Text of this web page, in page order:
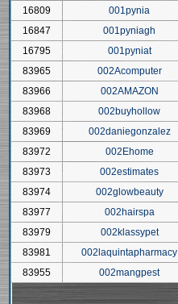
16809
001pynia
16847
001pyniagh
16795
001pyniat
83965
002Acomputer
83966
002AMAZON
83968
002buyhollow
83969
002daniegonzalez
83972
002Ehome
83973
002estimates
83974
002glowbeauty
83977
002hairspa
83979
002klassypet
83981
002laquintapharmacy
83955
002mangpest